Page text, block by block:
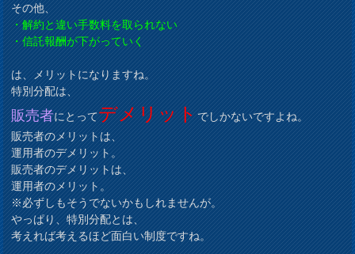
その他、
・解約と違い手数料を取られない
・信託報酬が下がっていく
は、メリットになりますね。
特別分配は、
販売者にとってデメリットでしかないですよね。
販売者のメリットは、
運用者のデメリット。
販売者のデメリットは、
運用者のメリット。
※必ずしもそうでないかもしれませんが。
やっぱり、特別分配とは、
考えれば考えるほど面白い制度ですね。